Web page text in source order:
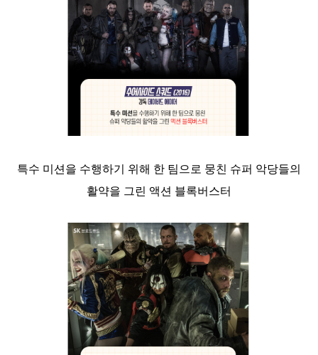
특수 미션을 수행하기 위해 한 팀으로 뭉친 슈퍼 악당들의
활약을 그린 액션 블록버스터